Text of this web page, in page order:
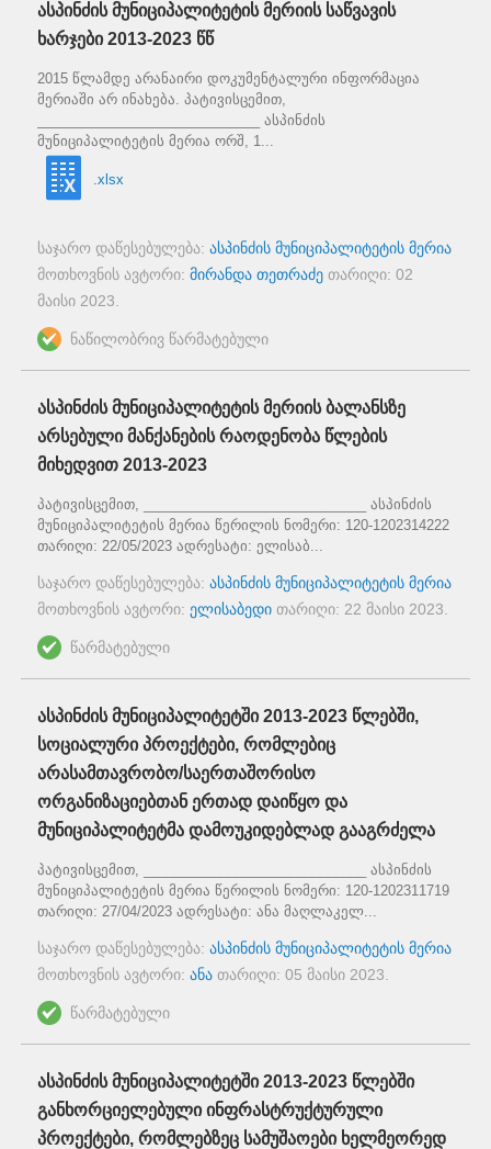
ასპინძის მუნიციპალიტეტის მერიის საწვავის
ხარჯები 2013-2023 წწ
2015 წლამდე არანაირი დოკუმენტალური ინფორმაცია
მერიაში არ ინახება. პატივისცემით,
_____________________________ ასპინძის
მუნიციპალიტეტის მერია ორშ, 1...
.xlsx
საჯარო დაწესებულება: ასპინძის მუნიციპალიტეტის მერია
მოთხოვნის ავტორი: მირანდა თეთრაძე თარიღი: 02
მაისი 2023
ნაწილობრივ წარმატებული
ასპინძის მუნიციპალიტეტის მერიის ბალანსზე
არსებული მანქანების რაოდენობა წლების
მიხედვით 2013-2023
პატივისცემით, _____________________________ ასპინძის
მუნიციპალიტეტის მერია წერილის ნომერი: 120-1202314222
თარიღი: 22/05/2023 ადრესატი: ელისაბ...
საჯარო დაწესებულება: ასპინძის მუნიციპალიტეტის მერია
მოთხოვნის ავტორი: ელისაბედი თარიღი: 22 მაისი 2023
წარმატებული
ასპინძის მუნიციპალიტეტში 2013-2023 წლებში,
სოციალური პროექტები, რომლებიც
არასამთავრობო/საერთაშორისო
ორგანიზაციებთან ერთად დაიწყო და
მუნიციპალიტეტმა დამოუკიდებლად გააგრძელა
პატივისცემით, _____________________________ ასპინძის
მუნიციპალიტეტის მერია წერილის ნომერი: 120-1202311719
თარიღი: 27/04/2023 ადრესატი: ანა მაღლაკელ...
საჯარო დაწესებულება: ასპინძის მუნიციპალიტეტის მერია
მოთხოვნის ავტორი: ანა თარიღი: 05 მაისი 2023
წარმატებული
ასპინძის მუნიციპალიტეტში 2013-2023 წლებში
განხორციელებული ინფრასტრუქტურული
პროექტები, რომლებზეც სამუშაოები ხელმეორედ